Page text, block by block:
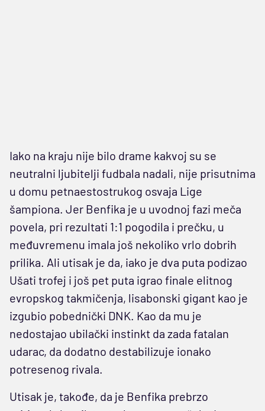
Iako na kraju nije bilo drame kakvoj su se
neutralni ljubitelji fudbala nadali, nije prisutnima
u domu petnaestostrukog osvaja Lige
šampiona. Jer Benfika je u uvodnoj fazi meča
povela, pri rezultati 1:1 pogodila i prečku, u
međuvremenu imala još nekoliko vrlo dobrih
prilika. Ali utisak je da, iako je dva puta podizao
Ušati trofej i još pet puta igrao finale elitnog
evropskog takmičenja, lisabonski gigant kao je
izgubio pobednički DNK. Kao da mu je
nedostajao ubilački instinkt da zada fatalan
udarac, da dodatno destabilizuje ionako
potresenog rivala.
Utisak je, takođe, da je Benfika prebrzo